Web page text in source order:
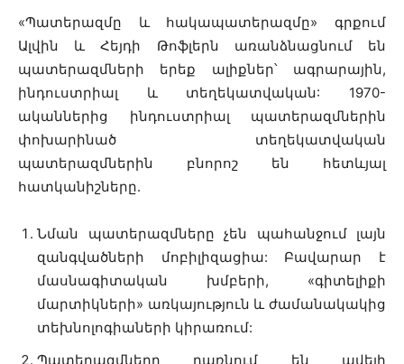
«Պատերազմը և հակապատերազմը» գրքում
Ալվին և Հեյդի Թոֆլերն առանձնացնում են
պատերազմների երեք ալիքներ՝ ագրարային,
ինդուստրիալ և տեղեկատվական: 1970-
ականներից ինդուստրիալ պատերազմներին
փոխարինած տեղեկատվական
պատերազմներին բնորոշ են հետևյալ
հատկանիշները.
Նման պատերազմները չեն պահանջում լայն
զանգվածների մոբիլիզացիա: Բավարար է
մասնագիտական խմբերի, «գիտելիքի
մարտիկների» առկայություն և ժամանակակից
տեխնոլոգիաների կիրառում:
Պատերազմները դառնում են ավելի